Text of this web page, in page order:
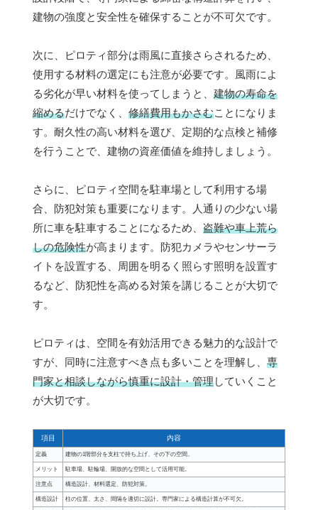
建物の強度と安全性を確保することが不可欠です。
次に、ピロティ部分は雨風に直接さらされるため、
使用する材料の選定にも注意が必要です。風雨によ
る劣化が早い材料を使ってしまうと、 建物の寿命を
縮めるだけでなく、 修繕費用もかさむことになりま
す。耐久性の高い材料を選び、定期的な点検と補修
を行うことで、建物の資産価値を維持しましょう。
さらに、ピロティ空間を駐車場として利用する場
合、防犯対策も重要になります。人通りの少ない場
所に車を駐車することになるため、 盗難や車上荒ら
しの危険性が高まります。防犯カメラやセンサーラ
イトを設置する、周囲を明るく照らす照明を設置す
るなど、防犯性を高める対策を講じることが大切で
す。
ピロティは、空間を有効活用できる魅力的な設計で
すが、同時に注意すべき点も多いことを理解し、 専
門家と相談しながら慎重に設計・管理していくこと
が大切です。
項目 内容
定義 建物の1階部分を支柱で持ち上げ、その下の空間。
メリット 駐車場、駐輪場、開放的な空間として活用可能。
注意点 構造設計、材料選定、防犯対策。
構造設計 柱の位置、太さ、間隔を適切に設計。専門家による構造計算が不可欠。